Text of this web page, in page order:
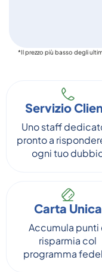
*Il prezzo più basso degli
Servizio
Uno staff
pronto a
ogni tuo
Carta Unica
Accumula punti
risparmia col
programma